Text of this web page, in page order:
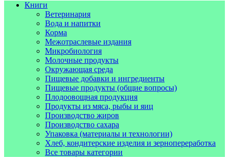
Книги
Ветеринария
Вода и напитки
Корма
Межотраслевые издания
Микробиология
Молочные продукты
Окружающая среда
Пищевые добавки и ингредиенты
Пищевые продукты (общие вопросы)
Плодоовощная продукция
Продукты из мяса, рыбы и яиц
Производство жиров
Производство сахара
Упаковка (материалы и технологии)
Хлеб, кондитерские изделия и зернопереработка
Все товары категории